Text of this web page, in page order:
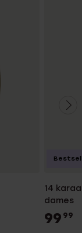
14
dames
99 99